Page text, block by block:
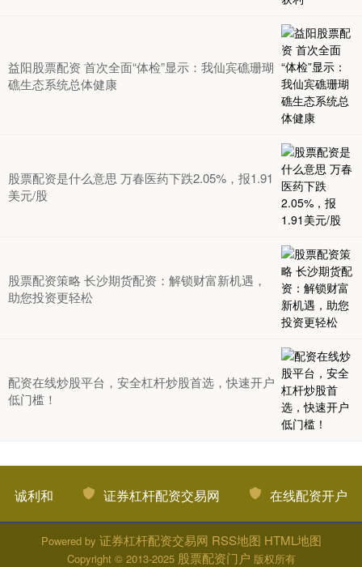
益阳股票配资 首次全面“体检”显示：我仙宾礁珊瑚
礁生态系统总体健康
股票配资是什么意思 万春医药下跌2.05%，报1.91
美元/股
股票配资策略 长沙期货配资：解锁财富新机遇，
助您投资更轻松
配资在线炒股平台，安全杠杆炒股首选，快速开户
低门槛！
诚利和 证券杠杆配资交易网 在线配资开户
Powered by 证券杠杆配资交易网 RSS地图 HTML地图
Copyright © 2013-2025 股票配资门户 版权所有